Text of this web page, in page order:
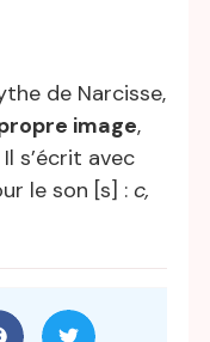
de Narcisse,
image,
Il s’écrit avec
le son [s] : c,